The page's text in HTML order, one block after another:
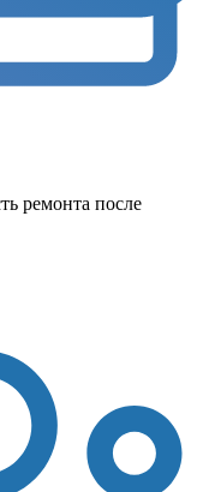
ремонта после